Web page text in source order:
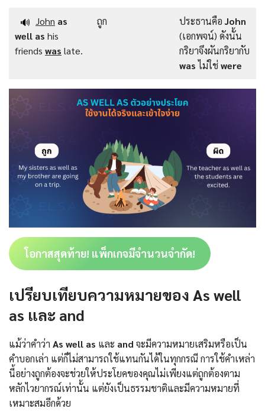
🔊 John as
well as his
friends was late.
ถูก ประธานคือJohn
(เอกพจน์) ดังนั้น
กริยาจึงผันกริยากับ
wasไม่ใช่were
โอกาสสุดท้าย! แพ็กเกจมีจำนวนจำกัด!
เปรียบเทียบความหมายของ As well
as และ and
แม้ว่าคำว่า As well as และ and จะมีความหมายเสริมหรือเป็น
คำบอกเล่า แต่ก็ไม่สามารถใช้แทนกันได้ในทุกกรณี การใช้คำเหล่า
นี้อย่างถูกต้องจะช่วยให้ประโยคของคุณไม่เพียงแต่ถูกต้องตาม
หลักไวยากรณ์เท่านั้น แต่ยังเป็นธรรมชาติและมีความหมายที่
เหมาะสมอีกด้วย